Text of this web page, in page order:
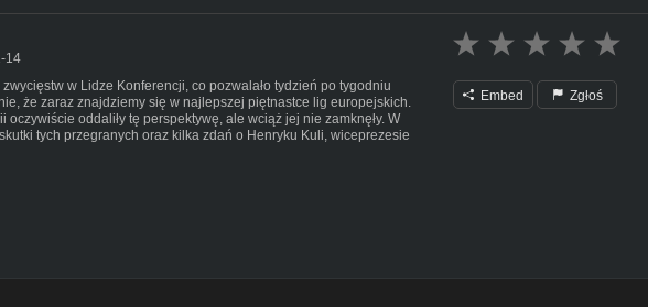
14
zwycięstw w Lidze Konferencji, co pozwalało tydzień po tygodniu
że zaraz znajdziemy się w najlepszej piętnastce lig europejskich.
oczywiście oddaliły tę perspektywę, ale wciąż jej nie zamknęły. W
tych przegranych oraz kilka zdań o Henryku Kuli, wiceprezesie
#uniwersumpolskiejpiłki
LEGALNY BUKMACHER BETCLIC. HAZARD WIĄŻE SIĘ Z
TYLKO DLA OSÓB PEŁNOLETNICH.
Embed Zgłoś